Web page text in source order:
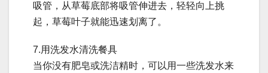
吸管，从草莓底部将吸管伸进去，轻轻向上挑
起，草莓叶子就能迅速划离了。
7.用洗发水清洗餐具
当你没有肥皂或洗洁精时，可以用一些洗发水来